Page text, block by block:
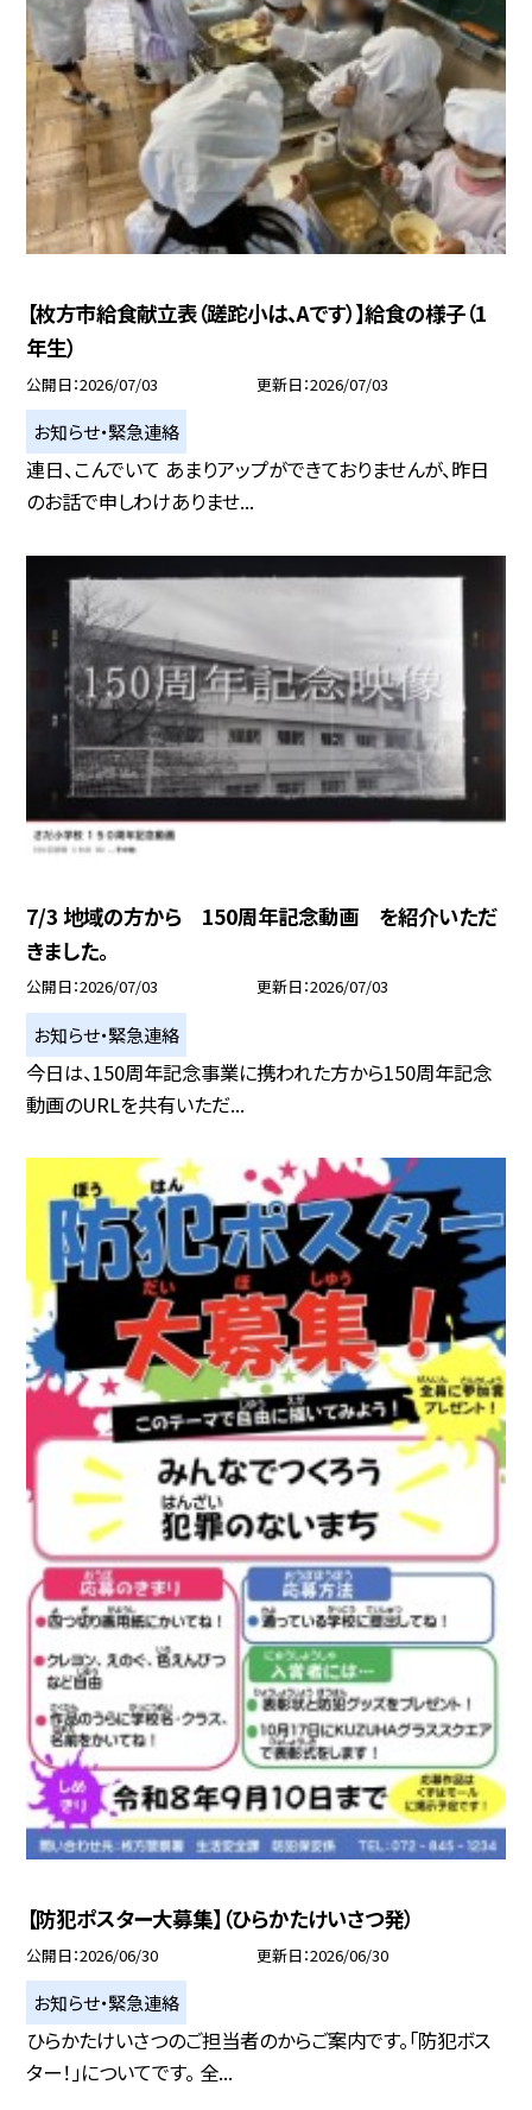
【枚方市給食献立表（蹉跎小は、Aです）】給食の様子（1
年生）
公開日 2026/07/03 更新日 2026/07/03
お知らせ・緊急連絡
連日、こんでいて あまりアップができておりませんが、昨日
のお話で申しわけありませ...
7/3 地域の方から 150周年記念動画 を紹介いただ
きました。
公開日 2026/07/03 更新日 2026/07/03
お知らせ・緊急連絡
今日は、150周年記念事業に携われた方から150周年記念
動画のURLを共有いただ...
【防犯ポスター大募集】（ひらかたけいさつ発）
公開日 2026/06/30 更新日 2026/06/30
お知らせ・緊急連絡
ひらかたけいさつのご担当者のからご案内です。「防犯ボス
ター！」についてです。 全...